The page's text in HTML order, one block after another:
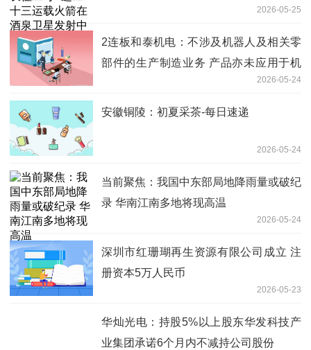
2026-05-25
2连板和泰机电：不涉及机器人及相关零
部件的生产制造业务 产品亦未应用于机
2026-05-24
安徽铜陵：初夏采茶-每日速递
2026-05-24
当前聚焦：我国中东部局地降雨量或破纪
录 华南江南多地将现高温
2026-05-24
深圳市红珊瑚再生资源有限公司成立 注
册资本5万人民币
2026-05-23
华灿光电：持股5%以上股东华发科技产
业集团承诺6个月内不减持公司股份